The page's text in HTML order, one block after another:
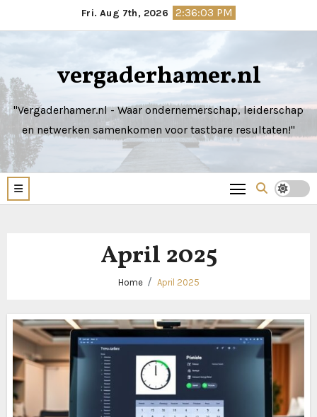
to
Fri. Aug 7th, 2026 2:36:03 PM
vergaderhamer.nl
"Vergaderhamer.nl - Waar ondernemerschap, leiderschap
en netwerken samenkomen voor tastbare resultaten!"
April 2025
Home April 2025